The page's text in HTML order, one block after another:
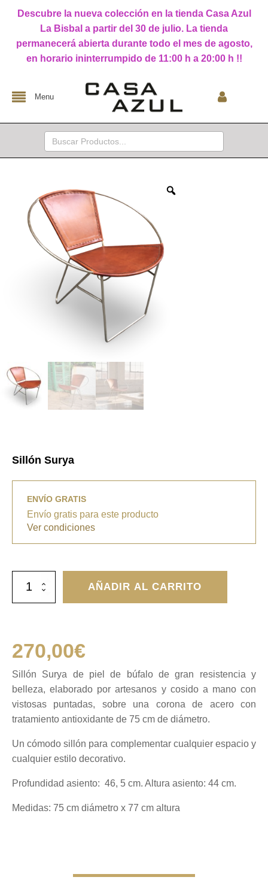
Descubre la nueva colección en la tienda Casa Azul
La Bisbal a partir del 30 de julio. La tienda
permanecerá abierta durante todo el mes de agosto,
en horario ininterrumpido de 11:00 h a 20:00 h !!
Menu
Buscar:
Sillón Surya
ENVÍO GRATIS
Envío gratis para este producto
Ver condiciones
Sillón
Surya
cantidad
AÑADIR AL CARRITO
270,00€
Sillón Surya de piel de búfalo de gran resistencia y
belleza, elaborado por artesanos y cosido a mano con
vistosas puntadas, sobre una corona de acero con
tratamiento antioxidante de 75 cm de diámetro.
Un cómodo sillón para complementar cualquier espacio y
cualquier estilo decorativo.
Profundidad asiento: 46, 5 cm. Altura asiento: 44 cm.
Medidas: 75 cm diámetro x 77 cm altura